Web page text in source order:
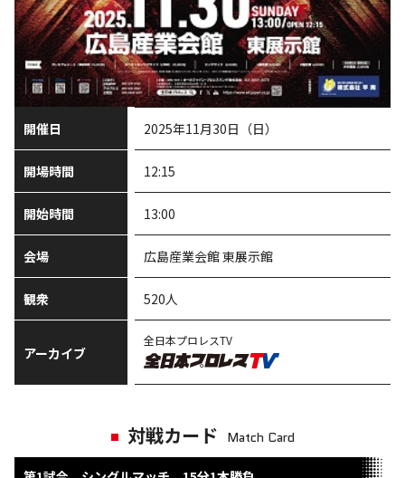
開催日 2025年11月30日（日）
開場時間 12:15
開始時間 13:00
会場 広島産業会館 東展示館
観衆 520人
アーカイブ
全日本プロレスTV
対戦カード Match Card